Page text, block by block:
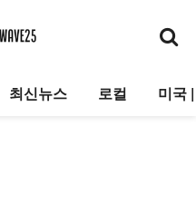
최신뉴스 로컬 미국